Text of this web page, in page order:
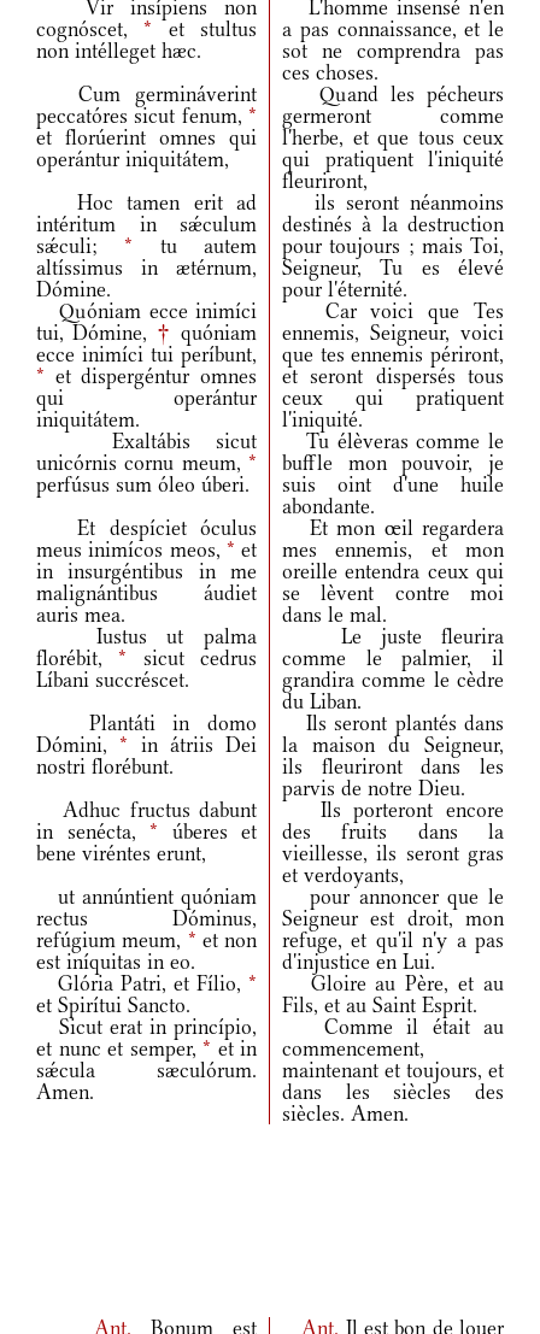
Vir insípiens non
cognóscet,* et stultus
non intélleget hæc.
L'homme insensé n'en
a pas connaissance, et le
sot ne comprendra pas
ces choses.
Cum germináverint
peccatóres sicut fenum, *
et florúerint omnes qui
operántur iniquitátem,
Quand les pécheurs
germeront comme
l'herbe, et que tous ceux
qui pratiquent l'iniquité
fleuriront,
Hoc tamen erit ad
intéritum in sǽculum
sǽculi;* tu autem
altíssimus in ætérnum,
Dómine.
ils seront néanmoins
destinés à la destruction
pour toujours ; mais Toi,
Seigneur, Tu es élevé
pour l'éternité.
Quóniam ecce inimíci
tui, Dómine, † quóniam
ecce inimíci tui períbunt,
* et dispergéntur omnes
qui operántur
iniquitátem.
Car voici que Tes
ennemis, Seigneur, voici
que tes ennemis périront,
et seront dispersés tous
ceux qui pratiquent
l'iniquité.
Exaltábis sicut
unicórnis cornu meum, *
perfúsus sum óleo úberi.
Tu élèveras comme le
buffle mon pouvoir, je
suis oint d'une huile
abondante.
Et despíciet óculus
meus inimícos meos, * et
in insurgéntibus in me
malignántibus áudiet
auris mea.
Et mon œil regardera
mes ennemis, et mon
oreille entendra ceux qui
se lèvent contre moi
dans le mal.
Iustus ut palma
florébit,* sicut cedrus
Líbani succréscet.
Le juste fleurira
comme le palmier, il
grandira comme le cèdre
du Liban.
Plantáti in domo
Dómini,* in átriis Dei
nostri florébunt.
Ils seront plantés dans
la maison du Seigneur,
ils fleuriront dans les
parvis de notre Dieu.
Adhuc fructus dabunt
in senécta, * úberes et
bene viréntes erunt,
Ils porteront encore
des fruits dans la
vieillesse, ils seront gras
et verdoyants,
ut annúntient quóniam
rectus Dóminus,
refúgium meum, * et non
est iníquitas in eo.
pour annoncer que le
Seigneur est droit, mon
refuge, et qu'il n'y a pas
d'injustice en Lui.
Glória Patri, et Fílio, *
et Spirítui Sancto.
Gloire au Père, et au
Fils, et au Saint Esprit.
Sicut erat in princípio,
et nunc et semper, * et in
sǽcula sæculórum.
Amen.
Comme il était au
commencement,
maintenant et toujours, et
dans les siècles des
siècles. Amen.
Ant. Bonum est Ant. Il est bon de louer